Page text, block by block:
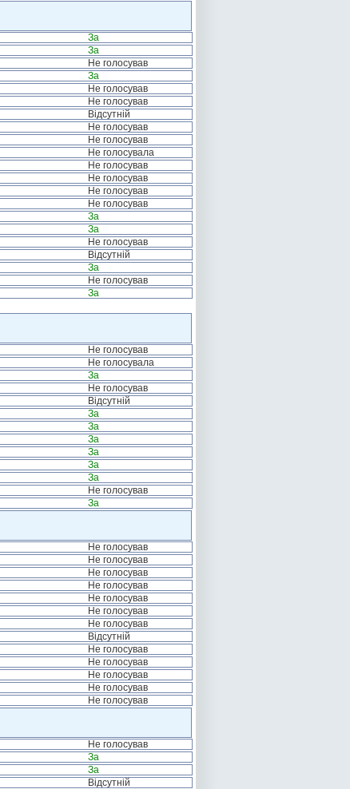
За
За
Не голосував
За
Не голосував
Не голосував
Відсутній
Не голосував
Не голосував
Не голосувала
Не голосував
Не голосував
Не голосував
Не голосував
За
За
Не голосував
Відсутній
За
Не голосував
За
Не голосував
Не голосувала
За
Не голосував
Відсутній
За
За
За
За
За
За
Не голосував
За
Не голосував
Не голосував
Не голосував
Не голосував
Не голосував
Не голосував
Не голосував
Відсутній
Не голосував
Не голосував
Не голосував
Не голосував
Не голосував
Не голосував
За
За
Відсутній